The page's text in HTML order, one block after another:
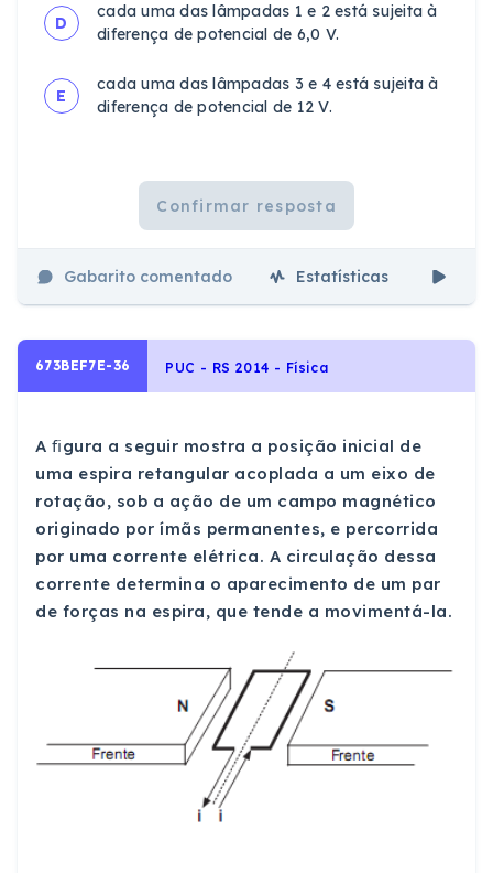
D
cada uma das lâmpadas 1 e 2 está sujeita à
diferença de potencial de 6,0 V.
E
cada uma das lâmpadas 3 e 4 está sujeita à
diferença de potencial de 12 V.
Confirmar resposta
Gabarito comentado Estatísticas
673BEF7E-36 PUC - RS 2014 - Física
A ﬁgura a seguir mostra a posição inicial de
uma espira retangular acoplada a um eixo de
rotação, sob a ação de um campo magnético
originado por ímãs permanentes, e percorrida
por uma corrente elétrica. A circulação dessa
corrente determina o aparecimento de um par
de forças na espira, que tende a movimentá-la.